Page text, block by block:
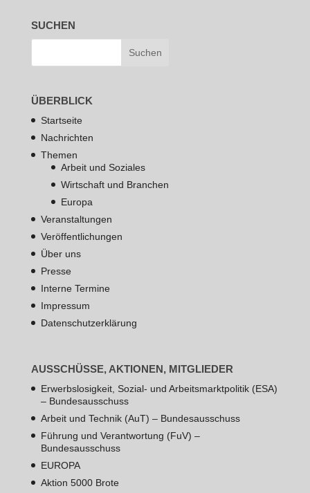
SUCHEN
ÜBERBLICK
Startseite
Nachrichten
Themen
Arbeit und Soziales
Wirtschaft und Branchen
Europa
Veranstaltungen
Veröffentlichungen
Über uns
Presse
Interne Termine
Impressum
Datenschutzerklärung
AUSSCHÜSSE, AKTIONEN, MITGLIEDER
Erwerbslosigkeit, Sozial- und Arbeitsmarktpolitik (ESA)
– Bundesausschuss
Arbeit und Technik (AuT) – Bundesausschuss
Führung und Verantwortung (FuV) –
Bundesausschuss
EUROPA
Aktion 5000 Brote